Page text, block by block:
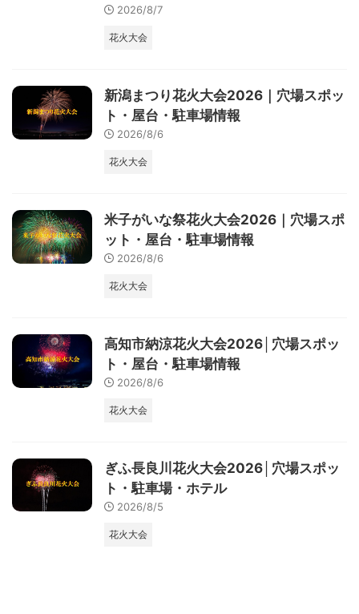
2026/8/7
花火大会
新潟まつり花火大会2026｜穴場スポッ
ト・屋台・駐車場情報
2026/8/6
花火大会
米子がいな祭花火大会2026｜穴場スポ
ット・屋台・駐車場情報
2026/8/6
花火大会
高知市納涼花火大会2026│穴場スポッ
ト・屋台・駐車場情報
2026/8/6
花火大会
ぎふ長良川花火大会2026│穴場スポッ
ト・駐車場・ホテル
2026/8/5
花火大会